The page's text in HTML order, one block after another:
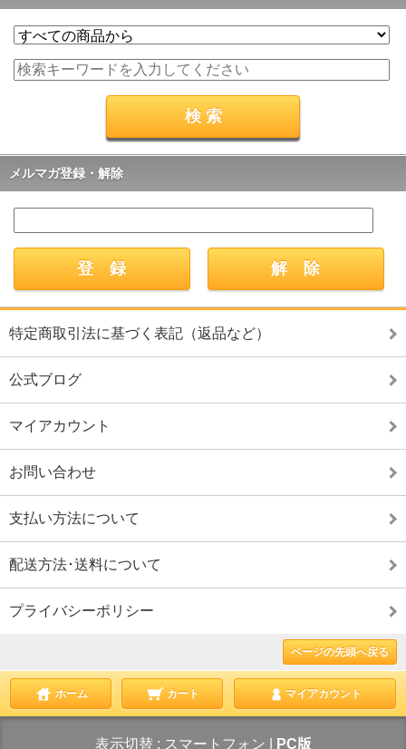
メルマガ登録・解除
特定商取引法に基づく表記（返品など）
公式ブログ
マイアカウント
お問い合わせ
支払い方法について
配送方法･送料について
プライバシーポリシー
ページの先頭へ戻る
ホーム カート マイアカウント
表示切替 : スマートフォン PC版